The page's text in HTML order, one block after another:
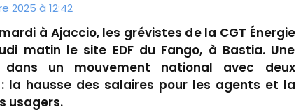
2025 à 12:42
à Ajaccio, les grévistes de la CGT Énergie
matin le site EDF du Fango, à Bastia. Une
dans un mouvement national avec deux
la hausse des salaires pour les agents et la
usagers.